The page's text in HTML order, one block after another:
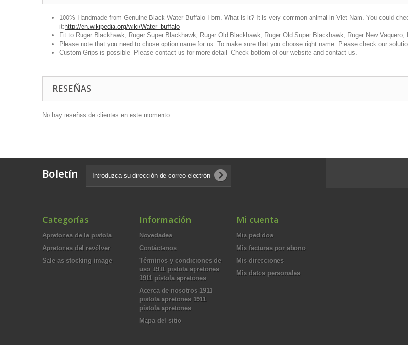
100% Handmade from Genuine Black Water Buffalo Horn. What is it? It is very common animal in Viet Nam. You could
it: http://en.wikipedia.org/wiki/Water_buffalo
Fit to Ruger Blackhawk, Ruger Super Blackhawk, Ruger Old Blackhawk, Ruger Old Super Blackhawk, Ruger New Vaquero,
Please note that you need to chose option name for us. To make sure that you choose right name. Please check our
Custom Grips is possible. Please contact us for more detail. Check bottom of our website and contact us.
RESEÑAS
No hay reseñas de clientes en este momento.
Boletín
Categorías
Apretones de la pistola
Apretones del revólver
Sale as stocking image
Información
Novedades
Contáctenos
Términos y condiciones de
uso 1911 pistola apretones
1911 pistola apretones
Acerca de nosotros 1911
pistola apretones 1911
pistola apretones
Mapa del sitio
Mi cuenta
Mis pedidos
Mis facturas por abono
Mis direcciones
Mis datos personales